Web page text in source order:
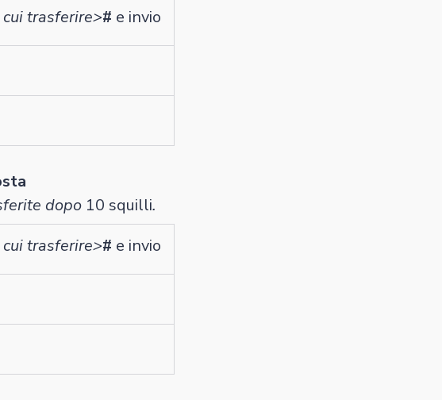
trasferire># e invio
dopo 10 squilli.
trasferire># e invio